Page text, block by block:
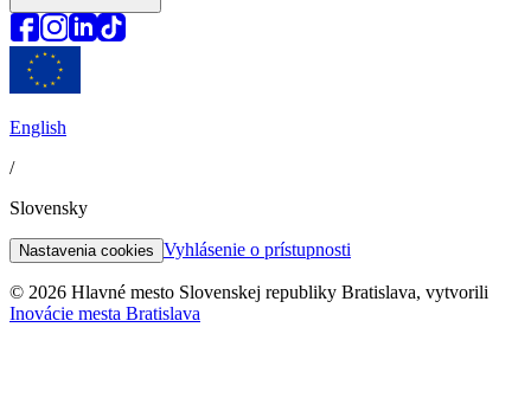
English
/
Slovensky
Nastavenia cookies Vyhlásenie o prístupnosti
© 2026 Hlavné mesto Slovenskej republiky Bratislava, vytvorili
Inovácie mesta Bratislava